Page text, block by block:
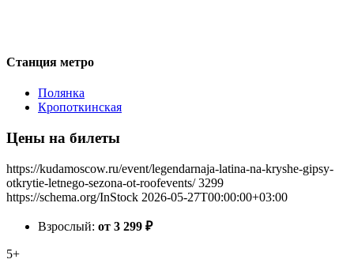
Станция метро
Полянка
Кропоткинская
Цены на билеты
https://kudamoscow.ru/event/legendarnaja-latina-na-kryshe-gipsy-
otkrytie-letnego-sezona-ot-roofevents/ 3299
https://schema.org/InStock 2026-05-27T00:00:00+03:00
Взрослый: от 3 299 ₽
5+